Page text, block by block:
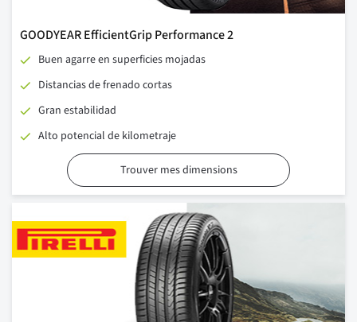
GOODYEAR EfficientGrip Performance 2
Buen agarre en superficies mojadas
Distancias de frenado cortas
Gran estabilidad
Alto potencial de kilometraje
Trouver mes dimensions